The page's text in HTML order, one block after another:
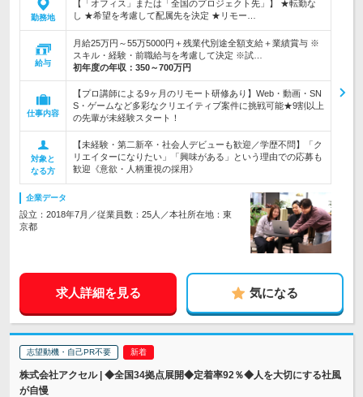
勤務地
【「オフィス」または「全国のプロジェクト先」】 ★転勤な
し ★希望を考慮して配属先を決定 ★リモー…
給与
月給25万円～55万5000円＋残業代別途全額支給＋業績賞与 ※
スキル・経験・前職給与を考慮して決定 ※試…
初年度の年収： 350～700万円
仕事内容
【プロ講師による9ヶ月のリモート研修あり】Web・動画・SN
S・ゲームなど多彩なクリエイティブ案件に挑戦可能★9割以上
の先輩が未経験スタート！
対象と
なる方
【未経験・第二新卒・社会人デビューも歓迎／学歴不問】「ク
リエイターになりたい」「興味がある」という理由での応募も
歓迎《意欲・人柄重視の採用》
企業データ
設立：2018年7月／従業員数：25人／本社所在地：東
京都
求人詳細を見る 気になる
志望動機・自己PR不要
株式会社アクセル | ◆全国34拠点展開◆定着率92％◆人を大切にする社風
が自慢